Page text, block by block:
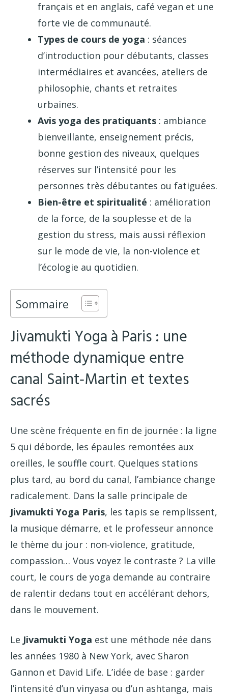
français et en anglais, café vegan et une
forte vie de communauté.
Types de cours de yoga : séances
d’introduction pour débutants, classes
intermédiaires et avancées, ateliers de
philosophie, chants et retraites
urbaines.
Avis yoga des pratiquants : ambiance
bienveillante, enseignement précis,
bonne gestion des niveaux, quelques
réserves sur l’intensité pour les
personnes très débutantes ou fatiguées.
Bien-être et spiritualité : amélioration
de la force, de la souplesse et de la
gestion du stress, mais aussi réflexion
sur le mode de vie, la non-violence et
l’écologie au quotidien.
Sommaire
Jivamukti Yoga à Paris : une
méthode dynamique entre
canal Saint‑Martin et textes
sacrés
Une scène fréquente en fin de journée : la ligne
5 qui déborde, les épaules remontées aux
oreilles, le souffle court. Quelques stations
plus tard, au bord du canal, l’ambiance change
radicalement. Dans la salle principale de
Jivamukti Yoga Paris, les tapis se remplissent,
la musique démarre, et le professeur annonce
le thème du jour : non-violence, gratitude,
compassion… Vous voyez le contraste ? La ville
court, le cours de yoga demande au contraire
de ralentir dedans tout en accélérant dehors,
dans le mouvement.
Le Jivamukti Yoga est une méthode née dans
les années 1980 à New York, avec Sharon
Gannon et David Life. L’idée de base : garder
l’intensité d’un vinyasa ou d’un ashtanga, mais